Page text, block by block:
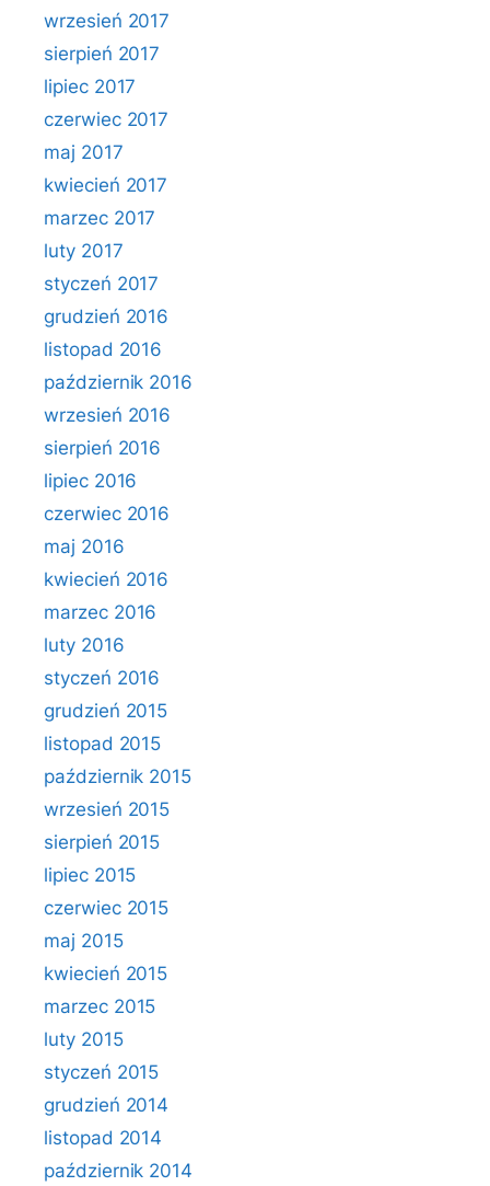
wrzesień 2017
sierpień 2017
lipiec 2017
czerwiec 2017
maj 2017
kwiecień 2017
marzec 2017
luty 2017
styczeń 2017
grudzień 2016
listopad 2016
październik 2016
wrzesień 2016
sierpień 2016
lipiec 2016
czerwiec 2016
maj 2016
kwiecień 2016
marzec 2016
luty 2016
styczeń 2016
grudzień 2015
listopad 2015
październik 2015
wrzesień 2015
sierpień 2015
lipiec 2015
czerwiec 2015
maj 2015
kwiecień 2015
marzec 2015
luty 2015
styczeń 2015
grudzień 2014
listopad 2014
październik 2014